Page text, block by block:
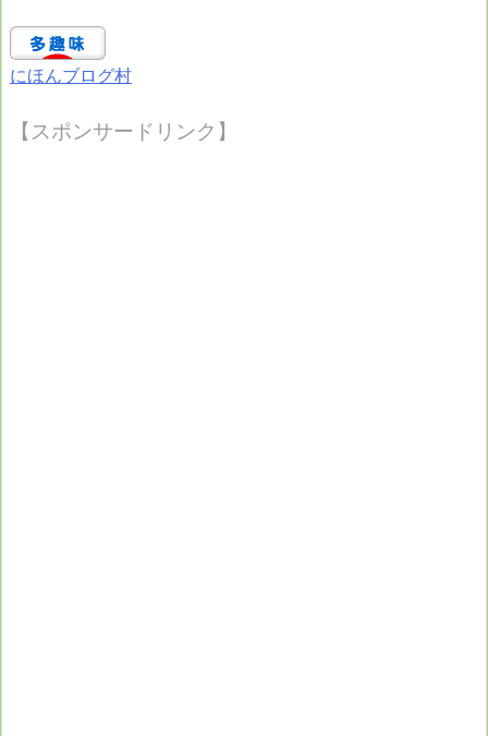
にほんブログ村
【スポンサードリンク】